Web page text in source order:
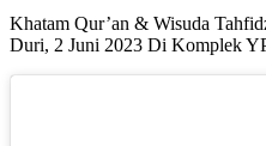
Khatam Qur’an & Wisuda
Duri, 2 Juni 2023 Di Komplek